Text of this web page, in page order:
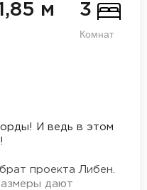
м 3
Комнат
И ведь в этом
проекта Либен.
дают